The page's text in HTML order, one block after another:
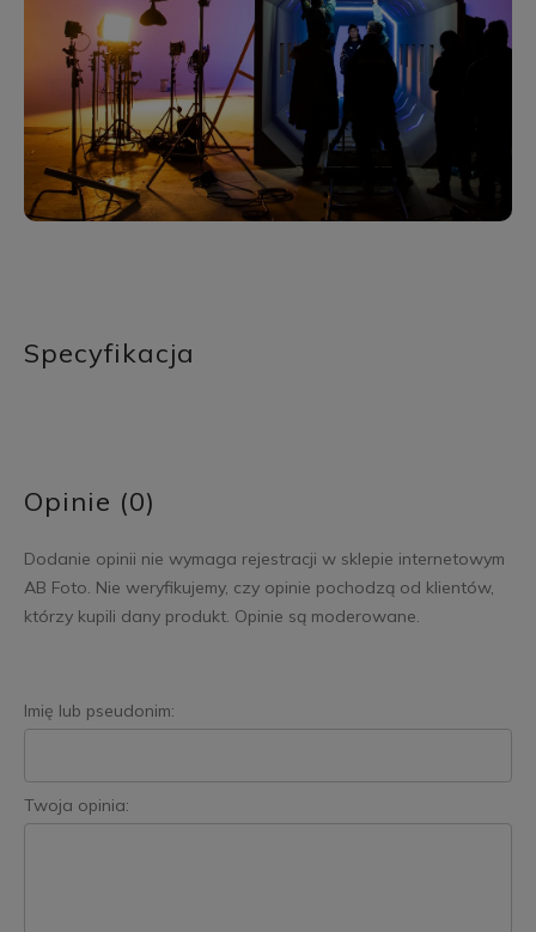
Specyfikacja
Opinie (0)
Dodanie opinii nie wymaga rejestracji w sklepie internetowym
AB Foto. Nie weryfikujemy, czy opinie pochodzą od klientów,
którzy kupili dany produkt. Opinie są moderowane.
Imię lub pseudonim:
Twoja opinia: